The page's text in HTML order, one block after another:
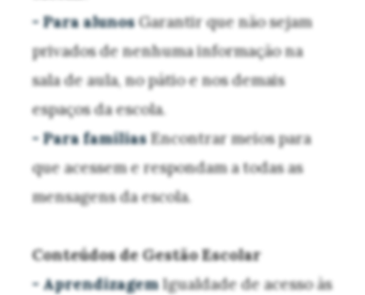
- Para alunosGarantir que não sejam
privados de nenhuma informação na
sala de aula, no pátio e nos demais
espaços da escola.
- Para famíliasEncontrar meios para
que acessem e respondam a todas as
mensagens da escola.
Conteúdos de Gestão Escolar
- AprendizagemIgualdade de acesso às